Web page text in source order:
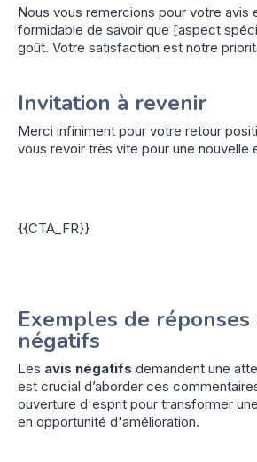
Nous vous remercions pour votre avis
formidable de savoir que [aspect
goût. Votre satisfaction est notre
Invitation à revenir
Merci infiniment pour votre retour
vous revoir très vite pour une nouvelle
{{CTA_FR}}
Exemples de réponses
négatifs
Les avis négatifs demandent une
est crucial d’aborder ces
ouverture d'esprit pour transformer
en opportunité d'amélioration.